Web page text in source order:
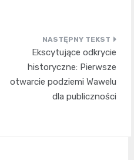
Ekscytujące odkrycie
historyczne: Pierwsze
otwarcie podziemi Wawelu
dla publiczności